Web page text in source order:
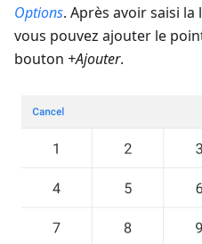
Options. Après avoir saisi
vous pouvez ajouter le
bouton +Ajouter.